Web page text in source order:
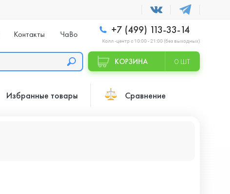
Контакты ЧаВо +7 (499) 113-33-14
Колл -центр с 10:00 - 21:00 (без выходных)
КОРЗИНА 0 ШТ
Избранные товары Сравнение